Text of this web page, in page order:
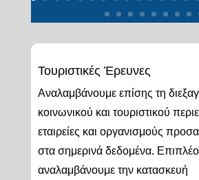
Τουριστικές Έρευνες
Αναλαμβάνουμε επίσης τη
κοινωνικού και τουριστικού
εταιρείες και οργανισμούς
στα σημερινά δεδομένα.
αναλαμβάνουμε την κατασκευή